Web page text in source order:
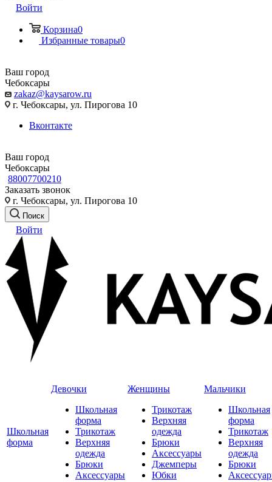
Войти
Корзина0
Избранные товары0
Ваш город
Чебоксары
zakaz@kaysarow.ru
г. Чебоксары, ул. Пирогова 10
Вконтакте
Ваш город
Чебоксары
88007700210
Заказать звонок
г. Чебоксары, ул. Пирогова 10
Поиск
Войти
Школьная
форма
Девочки
Школьная
форма
Трикотаж
Верхняя
одежда
Брюки
Аксессуары
Женщины
Трикотаж
Верхняя
одежда
Брюки
Аксессуары
Джемперы
Юбки
Мальчики
Школьная
форма
Трикотаж
Верхняя
одежда
Брюки